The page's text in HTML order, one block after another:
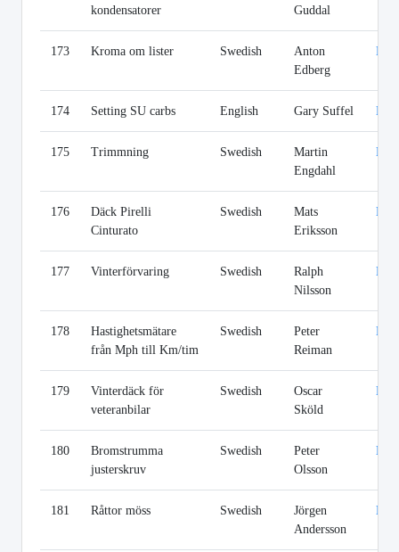
kondensatorer
Guddal
173 Kroma om lister Swedish
Anton
Edberg
Link
174 Setting SU carbs English Gary Suffel Link
175 Trimmning Swedish
Martin
Engdahl
Link
176
Däck Pirelli
Cinturato
Swedish
Mats
Eriksson
Link
177 Vinterförvaring Swedish
Ralph
Nilsson
Link
178
Hastighetsmätare
från Mph till Km/tim
Swedish
Peter
Reiman
Link
179
Vinterdäck för
veteranbilar
Swedish
Oscar
Sköld
Link
180
Bromstrumma
justerskruv
Swedish
Peter
Olsson
Link
181 Råttor möss Swedish
Jörgen
Andersson
Link